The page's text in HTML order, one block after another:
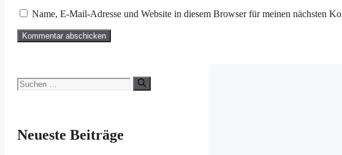
Adresse
Name, E-Mail-Adresse und Website in diesem Browser für meinen nächsten
Suchen
nach:
Neueste Beiträge